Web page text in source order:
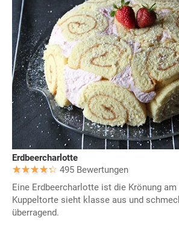
Erdbeercharlotte
495 Bewertungen
Eine Erdbeercharlotte ist die Krönung
Kuppeltorte sieht klasse aus und
überragend.